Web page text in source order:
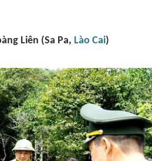
Liên (Sa Pa, Lào Cai)